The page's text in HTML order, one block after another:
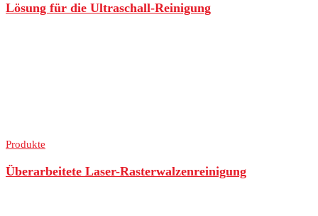
Lösung für die Ultraschall-Reinigung
Produkte
Überarbeitete Laser-Rasterwalzenreinigung